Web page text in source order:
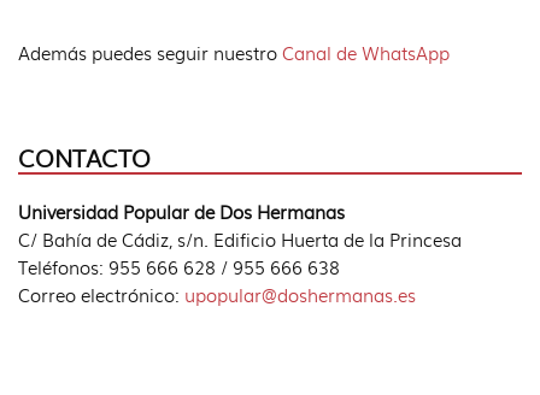
Además puedes seguir nuestroCanal de WhatsApp
CONTACTO
Universidad Popular de Dos Hermanas
C/ Bahía de Cádiz, s/n. Edificio Huerta de la Princesa
Teléfonos: 955 666 628 / 955 666 638
Correo electrónico: upopular@doshermanas.es